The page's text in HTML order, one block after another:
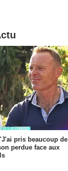
pris beaucoup de
perdue face aux